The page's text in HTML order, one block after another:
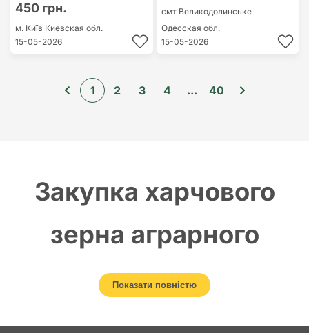
450 грн.
м. Київ Киевская обл.
15-05-2026
смт Великодолинське
Одесская обл.
15-05-2026
1 2 3 4 ... 40
Закупка харчового
зерна аграрного
виробництва
Показати повністю